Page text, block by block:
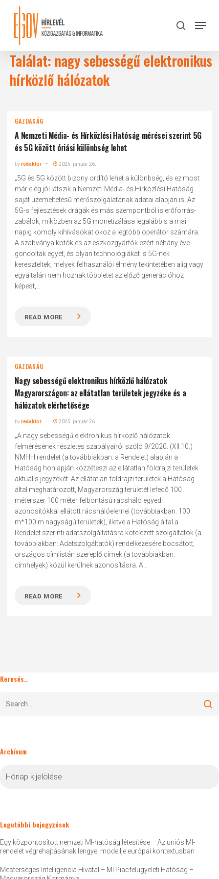
content
search
Menu
Találat: nagy sebességű elektronikus
hírközlő hálózatok
GAZDASÁG
A Nemzeti Média- és Hírközlési Hatóság mérései szerint 5G
és 5G között óriási különbség lehet
byredaktor 2025. január 26.
„5G és 5G között bizony ordító lehet a különbség, és ez most
már elég jól látszik a Nemzeti Média- és Hírközlési Hatóság
saját üzemeltetésű mérőszolgálatának adatai alapján is. Az
5G-s fejlesztések drágák és más szempontból is erőforrás-
zabálók, miközben az 5G monetizálása legalábbis a mai
napig komoly kihívásokat okoz a legtöbb operátor számára.
A szabványalkotók és az eszközgyártók ezért néhány éve
gondoltak egyet, és olyan technológiákat is 5G-nek
kereszteltek, melyek felhasználói élmény tekintetében alig vagy
egyáltalán nem hoznak többletet az előző generációhoz
képest,...
READ MORE
GAZDASÁG
Nagy sebességű elektronikus hírközlő hálózatok
Magyarországon: az ellátatlan területek jegyzéke és a
hálózatok elérhetősége
byredaktor 2025. január 26.
„A nagy sebességű elektronikus hírközlő hálózatok
felmérésének részletes szabályairól szóló 9/2020. (XII.10.)
NMHH rendelet (a továbbiakban: a Rendelet) alapján a
Hatóság honlapján közzéteszi az ellátatlan földrajzi területek
aktuális jegyzékét. Az ellátatlan földrajzi területek a Hatóság
által meghatározott, Magyarország területét lefedő 100
méterszer 100 méter felbontású rácsháló egyedi
azonosítókkal ellátott rácshálóelemei (továbbiakban: 100
m*100 m nagyságú területek), illetve a Hatóság által a
Rendelet szerinti adatszolgáltatásra kötelezett szolgáltatók (a
továbbiakban: Adatszolgáltatók) rendelkezésére bocsátott,
országos címlistán szereplő címek (a továbbiakban:
címhelyek) közül kerülnek azonosításra. A...
READ MORE
Keresés..
Archívum
Legutóbbi bejegyzések
Egy központosított nemzeti MI-hatóság létesítése – Az uniós MI-
rendelet végrehajtásának lengyel modellje európai kontextusban
Mesterséges Intelligencia Hivatal – MI Piacfelügyeleti Hatóság –
Close